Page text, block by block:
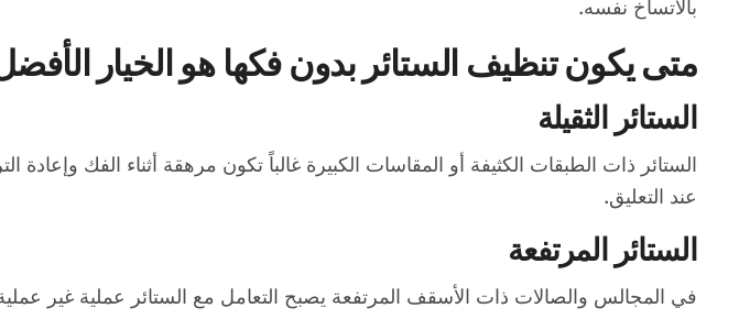
بالاتساخ نفسه.
متى يكون تنظيف الستائر بدون فكها هو الخيار
الستائر الثقيلة
الستائر ذات الطبقات الكثيفة أو المقاسات الكبيرة غالباً تكون مرهقة أثناء الفك
عند التعليق.
الستائر المرتفعة
في المجالس والصالات ذات الأسقف المرتفعة يصبح التعامل مع الستائر عملية غير